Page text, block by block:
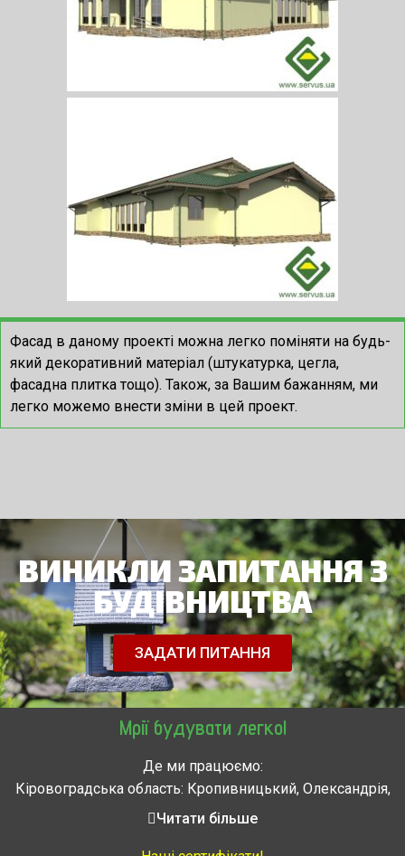
Фасад в даному проекті можна легко поміняти на будь-
який декоративний матеріал (штукатурка, цегла,
фасадна плитка тощо). Також, за Вашим бажанням, ми
легко можемо внести зміни в цей проект.
ВИНИКЛИ ЗАПИТАННЯ З
БУДІВНИЦТВА
ЗАДАТИ ПИТАННЯ
Мрії будувати легко!
Де ми працюємо:
Кіровоградська область: Кропивницький, Олександрія,
Знам’янка, Долинська, Новоархангельськ, Світловодськ
Читати більше